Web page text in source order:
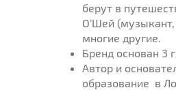
берут в
О’Шей
многие другие.
Бренд основан 3
Автор и
образование в